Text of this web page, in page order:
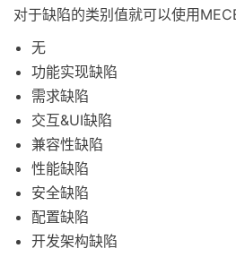
对于缺陷的类别值就可以使用
无
功能实现缺陷
需求缺陷
交互&UI缺陷
兼容性缺陷
性能缺陷
安全缺陷
配置缺陷
开发架构缺陷